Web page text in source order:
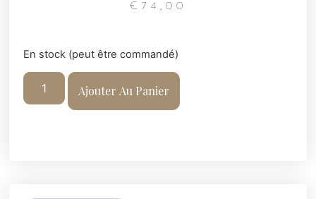
€ 74,00
En stock (peut être commandé)
Ajouter Au Panier